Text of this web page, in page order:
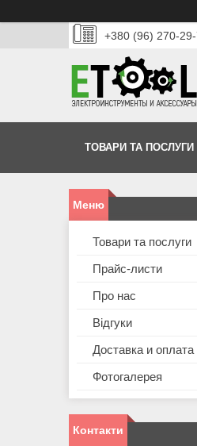
+380 (96) 270-
ТОВАРИ ТА ПОСЛУГИ
Товари та послуги
Прайс-листи
Про нас
Відгуки
Доставка и оплата
Фотогалерея
Контакти